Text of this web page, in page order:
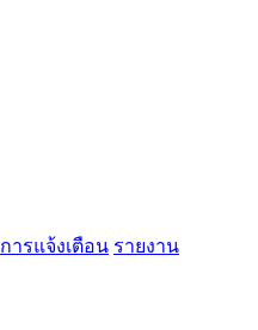
การแจ้งเตือน รายงาน